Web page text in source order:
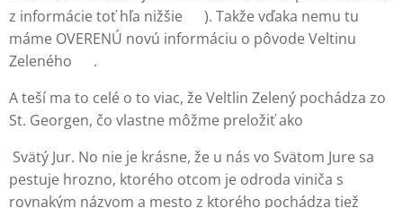
z informácie toť hľa nižšie 👇🏻). Takže vďaka nemu tu
máme OVERENÚ novú informáciu o pôvode Veltinu
Zeleného 😁.
A teší ma to celé o to viac, že Veltlin Zelený pochádza zo
St. Georgen, čo vlastne môžme preložiť ako
Svätý Jur. No nie je krásne, že u nás vo Svätom Jure sa
pestuje hrozno, ktorého otcom je odroda viniča s
rovnakým názvom a mesto z ktorého pochádza tiež